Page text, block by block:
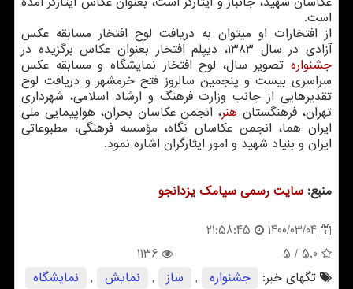
است.
از افتخارات او میتوان به دریافت لوح افتخار مسابقه عکس
آزادی در سال ۱۳۸۳، دیپلم افتخار بعنوان عکاس برگزیده در
جشنواره تصویر سال، لوح افتخار نمایشگاه و مسابقه عکس
سراسری بیست و پنجمین سالروز فتح خرمشهر و دریافت لوح
تقدیرهایی از جانب وزارت فرهنگ و ارشاد اسلامی، شهرداری
تهران، فرهنگستان هنر، انجمن عکاسان بحران، هواپیمایی ملی
ایران هما، انجمن عکاسان نگاه، مؤسسه فرهنگی، مطبوعاتی
ایران و بنیاد شهید و امور ایثارگران اشاره نمود.
منبع: سایت رسمی سیامك یزدانجو
1400/03/04
21:58:45
5.0
/ 5
1136
تگهای خبر:
جشنواره , ساز , نمایش ,
نمایشگاه